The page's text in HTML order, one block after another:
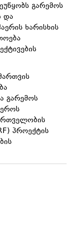
გარემოს
და
ხარისხის
გარემოს
პროექტის